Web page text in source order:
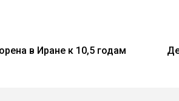
в Иране к 10,5 годам